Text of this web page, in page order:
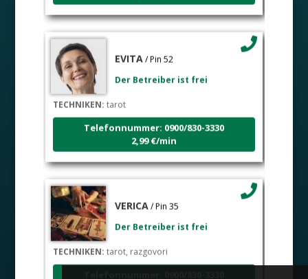
EVITA / Pin 52
Der Betreiber ist frei
TECHNIKEN:tarot
Telefonnummer: 0900/830-3330
2,99 €/min
VERICA / Pin 35
Der Betreiber ist frei
TECHNIKEN:tarot, razgovori
Telefonnummer: 0900/830-3330